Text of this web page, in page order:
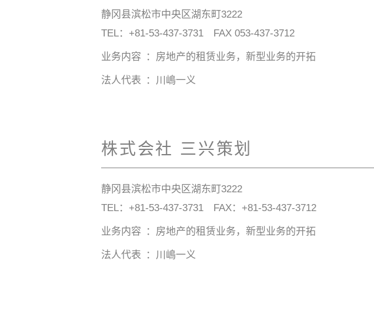
静冈县滨松市中央区湖东町3222
TEL： +81-53-437-3731 FAX 053-437-3712
业务内容 房地产的租赁业务，新型业务的开拓
法人代表 川嶋一义
株式会社 三兴策划
静冈县滨松市中央区湖东町3222
TEL： +81-53-437-3731 FAX：+81-53-437-3712
业务内容 房地产的租赁业务，新型业务的开拓
法人代表 川嶋一义